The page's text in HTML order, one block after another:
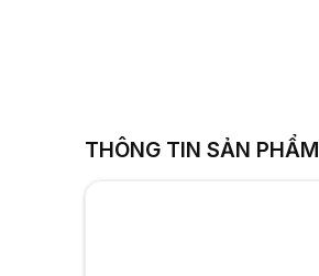
THÔNG TIN SẢN PHẨM